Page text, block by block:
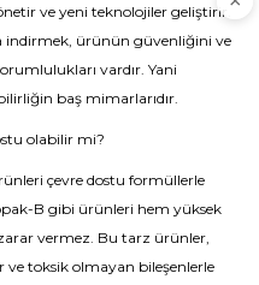
ve yeni teknolojiler geliştirir.
indirmek, ürünün güvenliğini ve
vardır. Yani
baş mimarlarıdır.
olabilir mi?
çevre dostu formüllerle
B gibi ürünleri hem yüksek
vermez. Bu tarz ürünler,
toksik olmayan bileşenlerle